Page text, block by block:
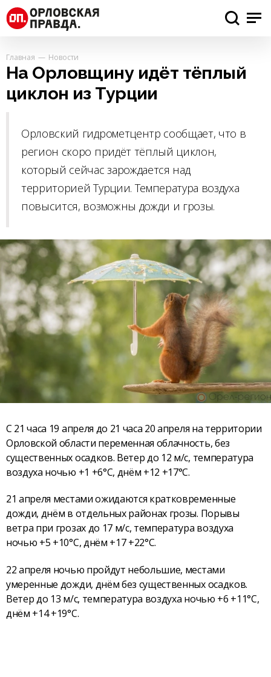
Главная Новости
На Орловщину идёт тёплый
циклон из Турции
Орловский гидрометцентр сообщает, что в
регион скоро придёт тёплый циклон,
который сейчас зарождается над
территорией Турции. Температура воздуха
повысится, возможны дожди и грозы.
С 21 часа 19 апреля до 21 часа 20 апреля на территории
Орловской области переменная облачность, без
существенных осадков. Ветер до 12 м/с, температура
воздуха ночью +1 +6°С, днём +12 +17°С.
21 апреля местами ожидаются кратковременные
дожди, днём в отдельных районах грозы. Порывы
ветра при грозах до 17 м/с, температура воздуха
ночью +5 +10°С, днём +17 +22°С.
22 апреля ночью пройдут небольшие, местами
умеренные дожди, днём без существенных осадков.
Ветер до 13 м/с, температура воздуха ночью +6 +11°С,
днём +14 +19°С.